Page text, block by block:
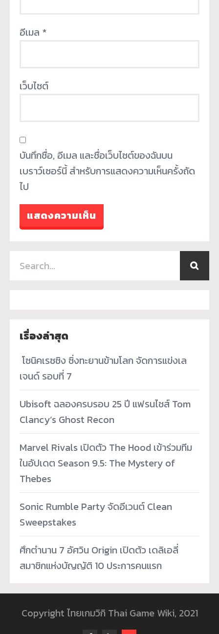
อีเมล *
เว็บไซต์
บันทึกชื่อ, อีเมล และชื่อเว็บไซต์ของฉันบน
เบราว์เซอร์นี้ สำหรับการแสดงความเห็นครั้งถัด
ไป
เรื่องล่าสุด
­ โซนิคเรซซิง ซิ่งทะยานข้ามโลก จัดการแข่งเล
เจนด์ รอบที่ 7
Ubisoft ฉลองครบรอบ 25 ปี แฟรนไชส์ Tom
Clancy’s Ghost Recon
Marvel Rivals เปิดตัว The Hood เข้าร่วมทีม
ในอัปเดต Season 9.5: The Mystery of
Thebes
Sonic Rumble Party จัดอีเวนต์ Clean
Sweepstakes
ศึกตำนาน 7 อัศวิน Origin เปิดตัว เดลิเอลี่
สมาชิกแห่งบัญญัติ 10 ประการคนแรก
Copyright ไทยเกมวิกิ Thai Game Wiki, 2021